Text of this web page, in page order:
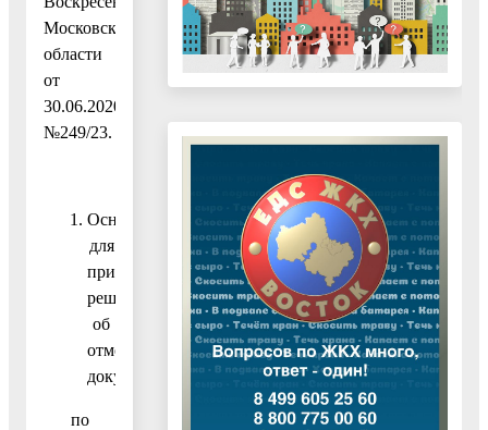
Московской
области
от
30.06.2020
№249/23.
Основания
для
принятия
решения
об
отмене
документации
по